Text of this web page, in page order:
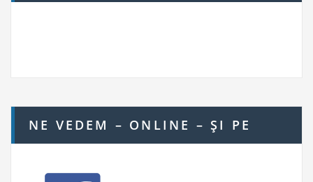
NE VEDEM – ONLINE – ŞI PE